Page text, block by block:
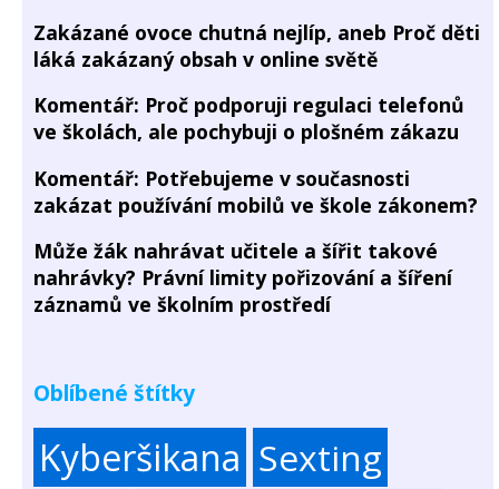
Zakázané ovoce chutná nejlíp, aneb Proč děti
láká zakázaný obsah v online světě
Komentář: Proč podporuji regulaci telefonů
ve školách, ale pochybuji o plošném zákazu
Komentář: Potřebujeme v současnosti
zakázat používání mobilů ve škole zákonem?
Může žák nahrávat učitele a šířit takové
nahrávky? Právní limity pořizování a šíření
záznamů ve školním prostředí
Oblíbené štítky
Kyberšikana Sexting